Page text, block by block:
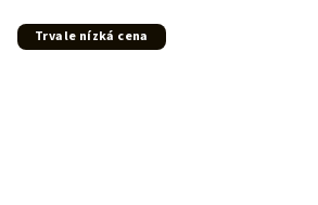
Trvale nízká cena